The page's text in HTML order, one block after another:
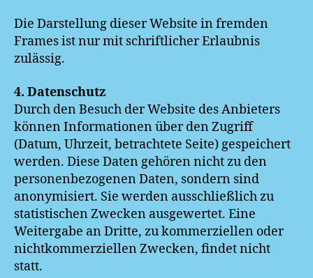
Die Darstellung dieser Website in fremden
Frames ist nur mit schriftlicher Erlaubnis
zulässig.
4. Datenschutz
Durch den Besuch der Website des Anbieters
können Informationen über den Zugriff
(Datum, Uhrzeit, betrachtete Seite) gespeichert
werden. Diese Daten gehören nicht zu den
personenbezogenen Daten, sondern sind
anonymisiert. Sie werden ausschließlich zu
statistischen Zwecken ausgewertet. Eine
Weitergabe an Dritte, zu kommerziellen oder
nichtkommerziellen Zwecken, findet nicht
statt.